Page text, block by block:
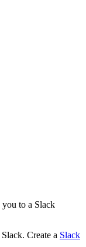
to a Slack
Create a Slack